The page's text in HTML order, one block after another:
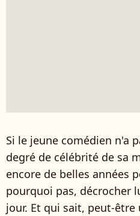
Si le jeune comédien n'a
degré de célébrité de sa
encore de belles années
pourquoi pas, décrocher
jour. Et qui sait, peut-